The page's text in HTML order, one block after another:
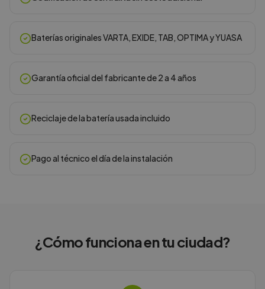
Baterías originales VARTA, EXIDE, TAB, OPTIMA y YUASA
Garantía oficial del fabricante de 2 a 4 años
Reciclaje de la batería usada incluido
Pago al técnico el día de la instalación
¿Cómo funciona entu ciudad?